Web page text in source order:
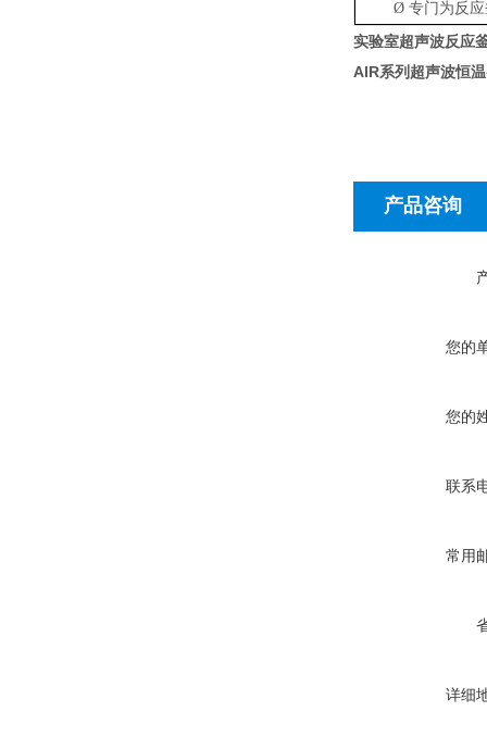
Ø 专门为反
实验室超声波反应
AIR系列超声波恒
产品咨询
您的
您的
联系
常用
详细